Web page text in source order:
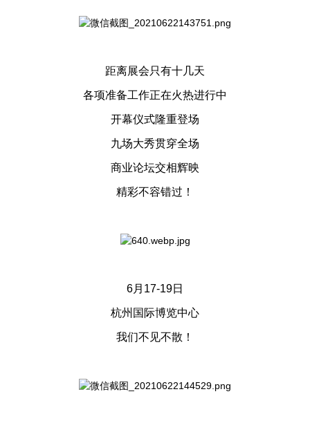
距离展会只有十几天
各项准备工作正在火热进行中
开幕仪式隆重登场
九场大秀贯穿全场
商业论坛交相辉映
精彩不容错过！
6月17-19日
杭州国际博览中心
我们不见不散！